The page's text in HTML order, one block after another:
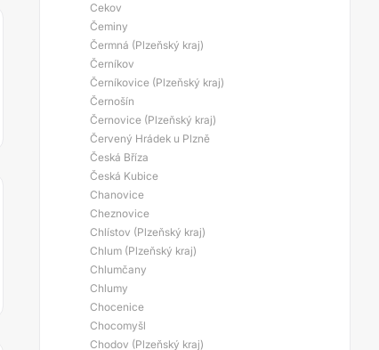
Cekov
Čeminy
Čermná (Plzeňský kraj)
Černíkov
Černíkovice (Plzeňský kraj)
Černošín
Černovice (Plzeňský kraj)
Červený Hrádek u Plzně
Česká Bříza
Česká Kubice
Chanovice
Cheznovice
Chlístov (Plzeňský kraj)
Chlum (Plzeňský kraj)
Chlumčany
Chlumy
Chocenice
Chocomyšl
Chodov (Plzeňský kraj)